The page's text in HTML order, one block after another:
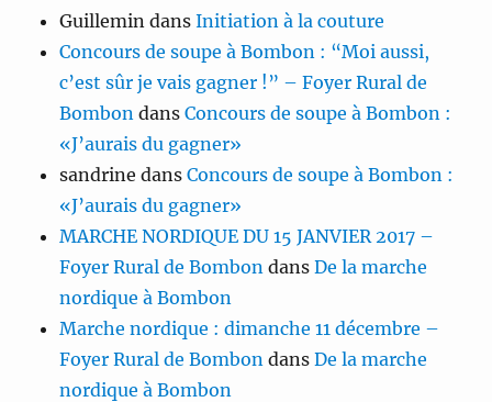
Guillemin dansInitiation à la couture
Concours de soupe à Bombon : “Moi aussi,
c’est sûr je vais gagner !” – Foyer Rural de
Bombon dansConcours de soupe à Bombon :
«J’aurais du gagner»
sandrine dansConcours de soupe à Bombon :
«J’aurais du gagner»
MARCHE NORDIQUE DU 15 JANVIER 2017 –
Foyer Rural de Bombon dansDe la marche
nordique à Bombon
Marche nordique : dimanche 11 décembre –
Foyer Rural de Bombon dansDe la marche
nordique à Bombon